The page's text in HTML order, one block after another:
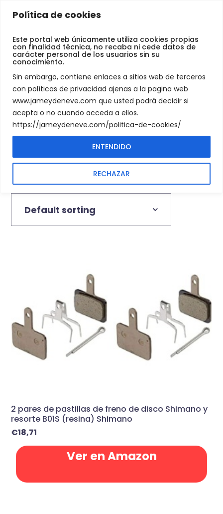
Política de cookies
Este portal web únicamente utiliza cookies propias
con finalidad técnica, no recaba ni cede datos de
carácter personal de los usuarios sin su
conocimiento.
Sin embargo, contiene enlaces a sitios web de terceros
con políticas de privacidad ajenas a la pagina web
www.jameydeneve.com que usted podrá decidir si
acepta o no cuando acceda a ellos.
https://jameydeneve.com/politica-de-cookies/
RECHAZAR
ENTENDIDO
Jamey
Neve
Deportes y aire
libre
SHOP DEPORTES Y AIRE LIBRE
Showing 1–16 of 134 results
2 pares de pastillas de freno de disco Shimano y
resorte B01S (resina) Shimano
€18,71
Ver en Amazon